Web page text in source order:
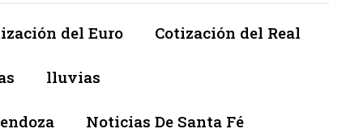
del Euro Cotización del Real
lluvias
Noticias De Santa Fé